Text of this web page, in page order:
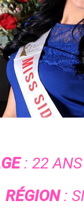
: 22
RÉGION: